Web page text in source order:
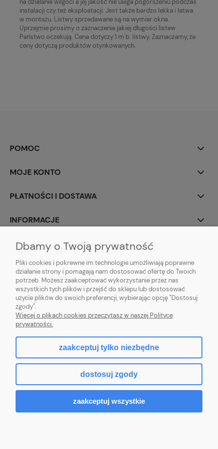
na działanie wilgoci a jej jakość nie ulega pogorszeniu podczas
instalacji czy też eksploatacji. Jest także bardzo lekka i łatwa
w montażu. Listwy sprzedawane są na wymiar okna.
Uprzejmie prosimy o zaznaczenie jakiej długości listew
Państwo oczekują. Cena dotyczy 1 m b. listwy. Zaznaczamy, że
ceny dotyczą produktów otynkowanych.
POMOC
MOJE KONTO
PŁATNOŚCI I DOSTAWA
INFORMACJE
O NAS
LUXUS DECOR|Mniszek 7A |28-366 Małogoszcz|TEL:509-636-356
Sklep internetowy Shoper.pl
Dbamy o Twoją prywatność
Pliki cookies i pokrewne im technologie umożliwiają poprawne
działanie strony i pomagają nam dostosować ofertę do Twoich
potrzeb. Możesz zaakceptować wykorzystanie przez nas
wszystkich tych plików i przejść do sklepu lub dostosować
użycie plików do swoich preferencji, wybierając opcję "Dostosuj
zgody".
Więcej o plikach cookies przeczytasz w naszej Polityce
prywatności.
zaakceptuj tylko niezbędne
dostosuj zgody
zaakceptuj wszystkie